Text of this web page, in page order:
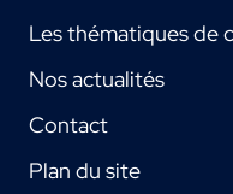
Les thématiques de
Nos actualités
Contact
Plan du site